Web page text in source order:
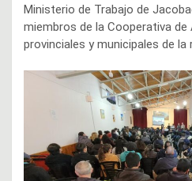
Ministerio de Trabajo de
miembros de la Cooperativa de
provinciales y municipales de la